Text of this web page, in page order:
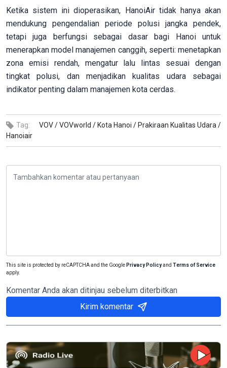
Ketika sistem ini dioperasikan, HanoiAir tidak hanya akan
mendukung pengendalian periode polusi jangka pendek,
tetapi juga berfungsi sebagai dasar bagi Hanoi untuk
menerapkan model manajemen canggih, seperti: menetapkan
zona emisi rendah, mengatur lalu lintas sesuai dengan
tingkat polusi, dan menjadikan kualitas udara sebagai
indikator penting dalam manajemen kota cerdas.
Tag: VOV /VOVworld / Kota Hanoi / Prakiraan Kualitas Udara /
Hanoiair
This site is protected by reCAPTCHA and the Google Privacy Policyand Terms of Service
apply.
Komentar Anda akan ditinjau sebelum diterbitkan
Kirim komentar